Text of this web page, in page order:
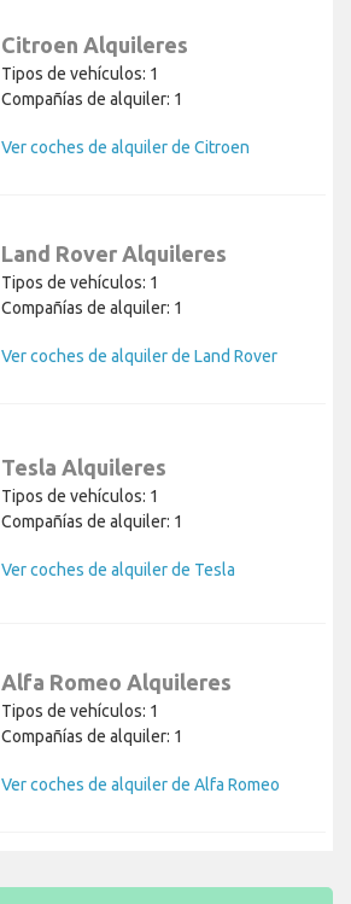
Citroen Alquileres
Tipos de vehículos: 1
Compañías de alquiler: 1
Ver coches de alquiler de Citroen
Land Rover Alquileres
Tipos de vehículos: 1
Compañías de alquiler: 1
Ver coches de alquiler de Land Rover
Tesla Alquileres
Tipos de vehículos: 1
Compañías de alquiler: 1
Ver coches de alquiler de Tesla
Alfa Romeo Alquileres
Tipos de vehículos: 1
Compañías de alquiler: 1
Ver coches de alquiler de Alfa Romeo